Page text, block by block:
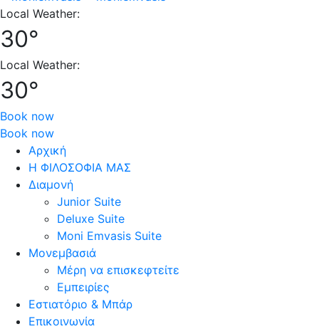
Local Weather:
30°
Local Weather:
30°
Book now
Book now
Αρχική
Η ΦΙΛΟΣΟΦΙΑ ΜΑΣ
Διαμονή
Junior Suite
Deluxe Suite
Moni Emvasis Suite
Μονεμβασιά
Μέρη να επισκεφτείτε
Εμπειρίες
Εστιατόριο & Μπάρ
Επικοινωνία